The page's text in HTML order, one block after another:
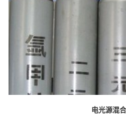
电光源混